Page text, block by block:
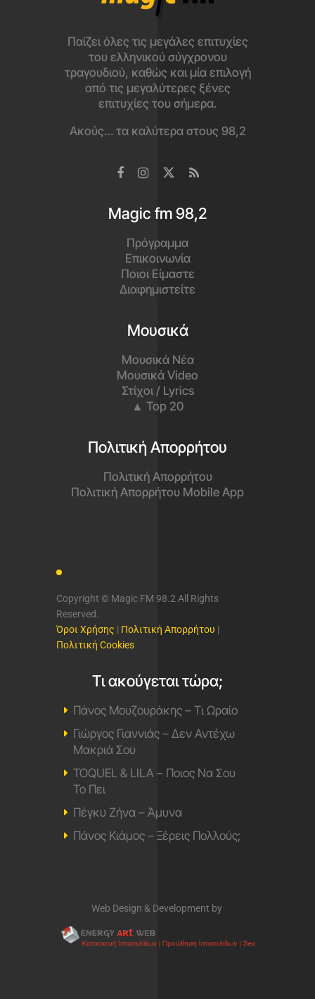
Παίζει όλες τις μεγάλες επιτυχίες
του ελληνικού σύγχρονου
τραγουδιού, καθώς και μία επιλογή
από τις μεγαλύτερες ξένες
επιτυχίες του σήμερα.
Ακούς… τα καλύτερα στους 98,2
Magic fm 98,2
Πρόγραμμα
Επικοινωνία
Ποιοι Είμαστε
Διαφημιστείτε
Μουσικά
Μουσικά Νέα
Μουσικά Video
Στίχοι / Lyrics
▲ Top 20
Πολιτική Απορρήτου
Πολιτική Απορρήτου
Πολιτική Απορρήτου Mobile App
Copyright © Magic FM 98.2 All Rights
Reserved.
Όροι Χρήσης | Πολιτική Απορρήτου |
Πολιτική Cookies
Τι ακούγεται τώρα;
Πάνος Μουζουράκης – Τι Ωραίο
Γιώργος Γιαννιάς – Δεν Αντέχω
Μακριά Σου
TOQUEL & LILA – Ποιος Να Σου
Το Πει
Πέγκυ Ζήνα – Άμυνα
Πάνος Κιάμος – Ξέρεις Πολλούς;
Web Design & Development by